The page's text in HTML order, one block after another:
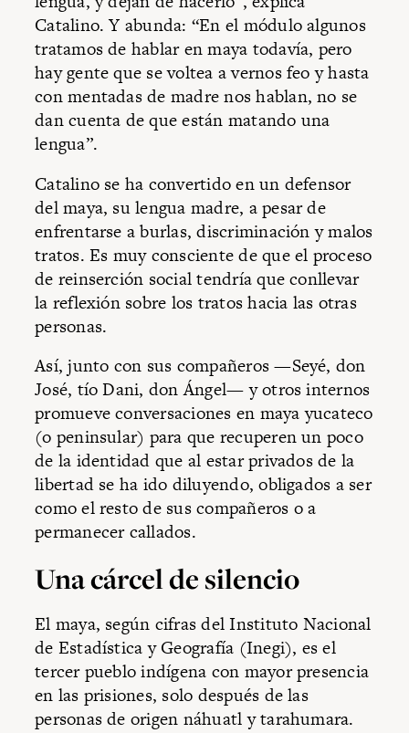
Catalino. Y abunda: “En el módulo algunos
tratamos de hablar en maya todavía, pero
hay gente que se voltea a vernos feo y hasta
con mentadas de madre nos hablan, no se
dan cuenta de que están matando una
lengua”.
Catalino se ha convertido en un defensor
del maya, su lengua madre, a pesar de
enfrentarse a burlas, discriminación y malos
tratos. Es muy consciente de que el proceso
de reinserción social tendría que conllevar
la reflexión sobre los tratos hacia las otras
personas.
Así, junto con sus compañeros —Seyé, don
José, tío Dani, don Ángel— y otros internos
promueve conversaciones en maya yucateco
(o peninsular) para que recuperen un poco
de la identidad que al estar privados de la
libertad se ha ido diluyendo, obligados a ser
como el resto de sus compañeros o a
permanecer callados.
Una cárcel de silencio
El maya, según cifras del Instituto Nacional
de Estadística y Geografía (Inegi), es el
tercer pueblo indígena con mayor presencia
en las prisiones, solo después de las
personas de origen náhuatl y tarahumara.